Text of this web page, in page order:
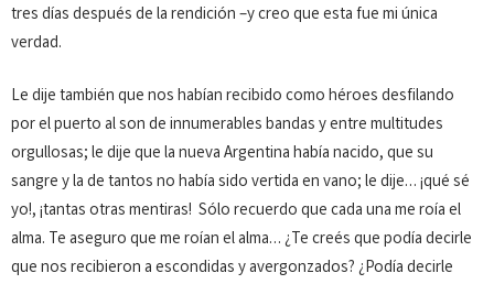
tres días después de la rendición –y creo que esta fue mi única
verdad.
Le dije también que nos habían recibido como héroes des­fi­lando
por el puerto al son de innumerables bandas y entre mul­titudes
orgu­llosas; le dije que la nueva Argentina había naci­do, que su
sangre y la de tantos no había sido vertida en vano; le di­je… ¡qué sé
yo!, ¡tantas otras mentiras! Sólo recuerdo que cada una me roía el
alma. Te aseguro que me roían el alma… ¿Te creés que podía decirle
que nos recibie­ron a escondidas y a­vergonzados? ¿Podía decirle